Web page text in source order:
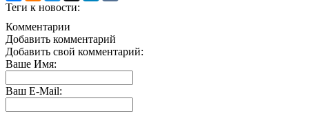
Теги к новости:
Комментарии
Добавить комментарий
Добавить свой комментарий:
Ваше Имя:
Ваш E-Mail: